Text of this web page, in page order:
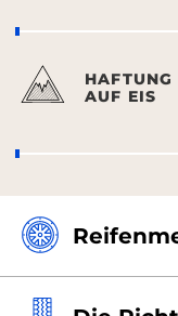
HAFTUNG
AUF EIS